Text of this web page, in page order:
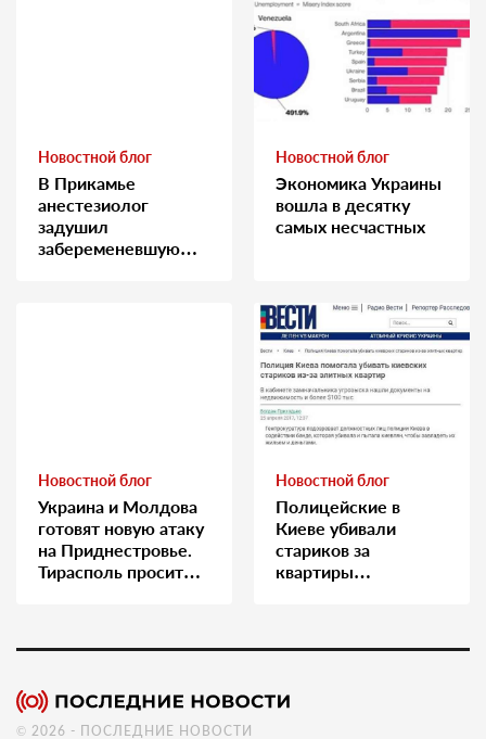
Новостной блог
В Прикамье
анестезиолог
задушил
забеременевшую
Новостной блог
Экономика Украины
вошла в десятку
самых несчастных
Новостной блог
Украина и Молдова
готовят новую атаку
на Приднестровье.
Тирасполь просит
Новостной блог
Полицейские в
Киеве убивали
стариков за
квартиры…
© 2026 - ПОСЛЕДНИЕ НОВОСТИ